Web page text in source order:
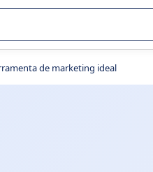
de marketing ideal